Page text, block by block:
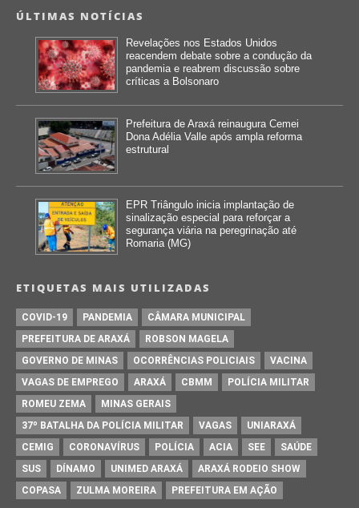
ÚLTIMAS NOTÍCIAS
Revelações nos Estados Unidos
reacendem debate sobre a condução da
pandemia e reabrem discussão sobre
críticas a Bolsonaro
Prefeitura de Araxá reinaugura Cemei
Dona Adélia Valle após ampla reforma
estrutural
EPR Triângulo inicia implantação de
sinalização especial para reforçar a
segurança viária na peregrinação até
Romaria (MG)
ETIQUETAS MAIS UTILIZADAS
COVID-19 PANDEMIA
CÂMARA MUNICIPAL
PREFEITURA DE ARAXÁ
ROBSON MAGELA
GOVERNO DE MINAS
OCORRÊNCIAS POLICIAIS
VACINA
VAGAS DE EMPREGO
ARAXÁ CBMM
POLÍCIA MILITAR
ROMEU ZEMA
MINAS GERAIS
37º BATALHA DA POLÍCIA MILITAR
VAGAS
UNIARAXÁ
CEMIG
CORONAVÍRUS POLÍCIA ACIA SEE
SAÚDE
SUS
DÍNAMO UNIMED ARAXÁ
ARAXÁ RODEIO SHOW
COPASA
ZULMA MOREIRA PREFEITURA EM AÇÃO